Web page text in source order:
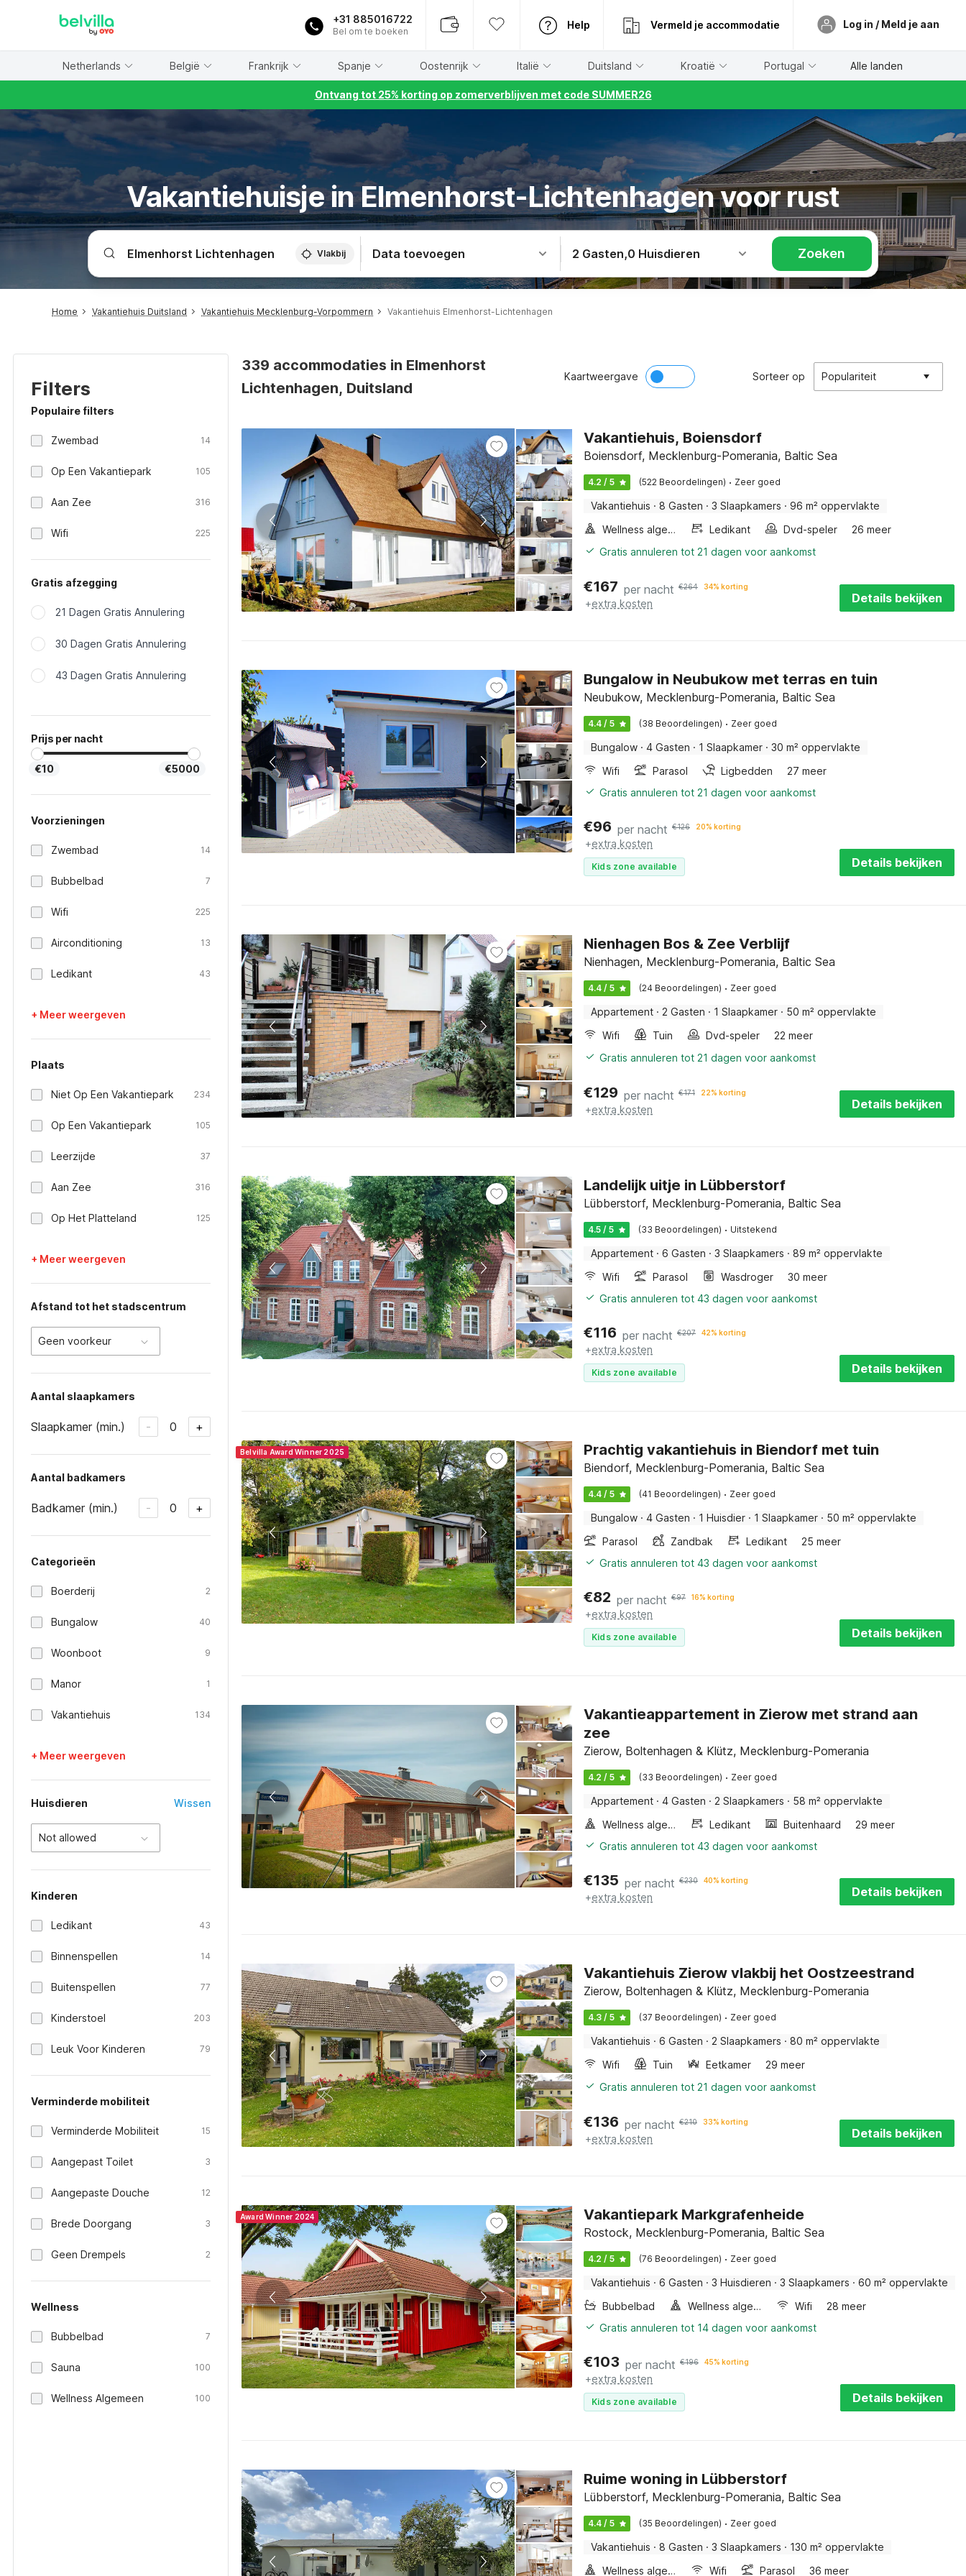
+31 885016722
Bel om te boeken
Help Vermeld je accommodatie Log in / Meld je aan
Netherlands België Frankrijk Spanje Oostenrijk Italië Duitsland Kroatië Portugal Alle landen
Ontvang tot 25% korting op zomerverblijven met code SUMMER26
Vakantiehuisje in Elmenhorst-Lichtenhagen voor rust
Vlakbij Data toevoegen 2 Gasten,0 Huisdieren Zoeken
Home Vakantiehuis Duitsland Vakantiehuis Mecklenburg-Vorpommern Vakantiehuis Elmenhorst-Lichtenhagen
Filters
Populaire filters
Zwembad 14
Op Een Vakantiepark 105
Aan Zee 316
Wifi 225
Gratis afzegging
21 Dagen Gratis Annulering
30 Dagen Gratis Annulering
43 Dagen Gratis Annulering
Prijs per nacht
€10 €5000
Voorzieningen
Zwembad 14
Bubbelbad 7
Wifi 225
Airconditioning 13
Ledikant 43
+ Meer weergeven
Plaats
Niet Op Een Vakantiepark 234
Op Een Vakantiepark 105
Leerzijde 37
Aan Zee 316
Op Het Platteland 125
+ Meer weergeven
Afstand tot het stadscentrum
Geen voorkeur
Aantal slaapkamers
Slaapkamer (min.) - 0 +
Aantal badkamers
Badkamer (min.) - 0 +
Categorieën
Boerderij 2
Bungalow 40
Woonboot 9
Manor 1
Vakantiehuis 134
+ Meer weergeven
Huisdieren Wissen
Not allowed
Kinderen
Ledikant 43
Binnenspellen 14
Buitenspellen 77
Kinderstoel 203
Leuk Voor Kinderen 79
Verminderde mobiliteit
Verminderde Mobiliteit 15
Aangepast Toilet 3
Aangepaste Douche 12
Brede Doorgang 3
Geen Drempels 2
Wellness
Bubbelbad 7
Sauna 100
Wellness Algemeen 100
339 accommodaties in Elmenhorst
Lichtenhagen, Duitsland
Kaartweergave Sorteer op Populariteit
Vakantiehuis, Boiensdorf
Boiensdorf, Mecklenburg-Pomerania, Baltic Sea
4.2 / 5 (522 Beoordelingen) · Zeer goed
Vakantiehuis · 8 Gasten · 3 Slaapkamers · 96 m² oppervlakte
Wellness algemeen
Ledikant Dvd-speler
26 meer
Gratis annuleren tot 21 dagen voor aankomst
€167 per nacht €264 34% korting
+extra kosten Details bekijken
Bungalow in Neubukow met terras en tuin
Neubukow, Mecklenburg-Pomerania, Baltic Sea
4.4 / 5 (38 Beoordelingen) · Zeer goed
Bungalow · 4 Gasten · 1 Slaapkamer · 30 m² oppervlakte
Wifi
Parasol Ligbedden
27 meer
Gratis annuleren tot 21 dagen voor aankomst
€96 per nacht €126 20% korting
+extra kosten
Kids zone available Details bekijken
Nienhagen Bos & Zee Verblijf
Nienhagen, Mecklenburg-Pomerania, Baltic Sea
4.4 / 5 (24 Beoordelingen) · Zeer goed
Appartement · 2 Gasten · 1 Slaapkamer · 50 m² oppervlakte
Wifi
Tuin Dvd-speler
22 meer
Gratis annuleren tot 21 dagen voor aankomst
€129 per nacht €171 22% korting
+extra kosten Details bekijken
Landelijk uitje in Lübberstorf
Lübberstorf, Mecklenburg-Pomerania, Baltic Sea
4.5 / 5 (33 Beoordelingen) · Uitstekend
Appartement · 6 Gasten · 3 Slaapkamers · 89 m² oppervlakte
Wifi
Parasol Wasdroger
30 meer
Gratis annuleren tot 43 dagen voor aankomst
€116 per nacht €207 42% korting
+extra kosten
Kids zone available Details bekijken
Belvilla Award Winner 2025 Prachtig vakantiehuis in Biendorf met tuin
Biendorf, Mecklenburg-Pomerania, Baltic Sea
4.4 / 5 (41 Beoordelingen) · Zeer goed
Bungalow · 4 Gasten · 1 Huisdier · 1 Slaapkamer · 50 m² oppervlakte
Parasol
Zandbak Ledikant
25 meer
Gratis annuleren tot 43 dagen voor aankomst
€82 per nacht €97 16% korting
+extra kosten
Kids zone available Details bekijken
Vakantieappartement in Zierow met strand aan
zee
Zierow, Boltenhagen & Klütz, Mecklenburg-Pomerania
4.2 / 5 (33 Beoordelingen) · Zeer goed
Appartement · 4 Gasten · 2 Slaapkamers · 58 m² oppervlakte
Wellness algemeen
Ledikant Buitenhaard
29 meer
Gratis annuleren tot 43 dagen voor aankomst
€135 per nacht €230 40% korting
+extra kosten Details bekijken
Vakantiehuis Zierow vlakbij het Oostzeestrand
Zierow, Boltenhagen & Klütz, Mecklenburg-Pomerania
4.3 / 5 (37 Beoordelingen) · Zeer goed
Vakantiehuis · 6 Gasten · 2 Slaapkamers · 80 m² oppervlakte
Wifi
Tuin Eetkamer
29 meer
Gratis annuleren tot 21 dagen voor aankomst
€136 per nacht €210 33% korting
+extra kosten Details bekijken
Award Winner 2024 Vakantiepark Markgrafenheide
Rostock, Mecklenburg-Pomerania, Baltic Sea
4.2 / 5 (76 Beoordelingen) · Zeer goed
Vakantiehuis · 6 Gasten · 3 Huisdieren · 3 Slaapkamers · 60 m² oppervlakte
Bubbelbad
Wellness algemeen Wifi
28 meer
Gratis annuleren tot 14 dagen voor aankomst
€103 per nacht €196 45% korting
+extra kosten
Kids zone available Details bekijken
Ruime woning in Lübberstorf
Lübberstorf, Mecklenburg-Pomerania, Baltic Sea
4.4 / 5 (35 Beoordelingen) · Zeer goed
Vakantiehuis · 8 Gasten · 3 Slaapkamers · 130 m² oppervlakte
Wellness algemeen
Wifi Parasol 36 meer